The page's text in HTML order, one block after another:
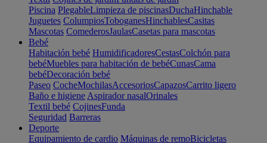
Piscina PlegableLimpieza de piscinasDuchaHinchable
Juguetes ColumpiosToboganesHinchablesCasitas
Mascotas ComederosJaulasCasetas para mascotas
Bebé
Habitación bebé HumidificadoresCestasColchón para
bebéMuebles para habitación de bebéCunasCama
bebéDecoración bebé
Paseo CocheMochilasAccesoriosCapazosCarrito ligero
Baño e higiene Aspirador nasalOrinales
Textil bebé CojinesFunda
Seguridad Barreras
Deporte
Equipamiento de cardio Máquinas de remoBicicletas